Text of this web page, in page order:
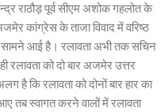
राठौड़ पूर्व सीएम अशोक गहलोत के
कांग्रेस के ताजा विवाद में वरिष्ठ
सामने आई है। रलावता अभी तक सचिन
को दो बार अजमेर उत्तर
है कि रलावता को दोनों बार हार का
तब स्वागत करने वालों में रलावता